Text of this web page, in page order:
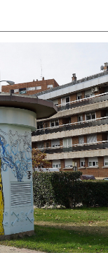
aplicación